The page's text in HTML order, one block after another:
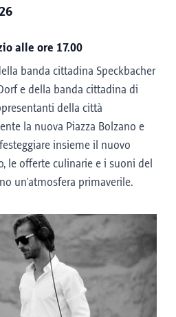
alle ore 17.00
banda cittadina Speckbacher
e della banda cittadina di
della città
la nuova Piazza Bolzano e
insieme il nuovo
le offerte culinarie e i suoni del
un'atmosfera primaverile.